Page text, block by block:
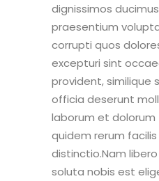
dignissimos
praesentium
corrupti quos
excepturi sint
provident, similique
officia deserunt
laborum et dolorum
quidem rerum
distinctio.Nam
soluta nobis est